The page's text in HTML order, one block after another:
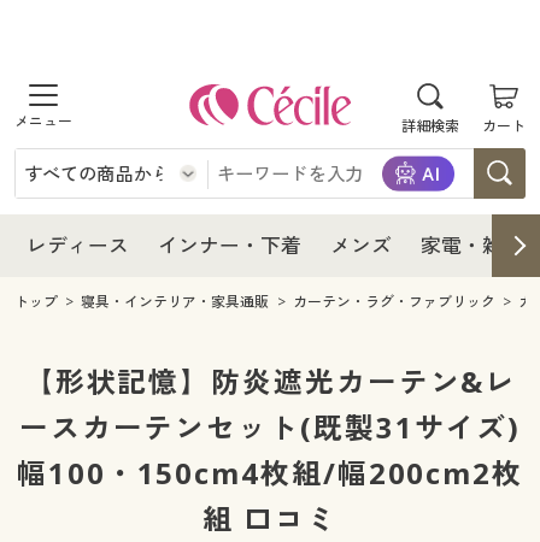
詳細検索 カート
商品を探す
レディース
レディースファッション
女性下着
インナー・下着
インナー・下着通販すべて
女性下着
メンズ下着
ジュニア・ティーンズ下着
メンズ
メンズ通販すべて
メンズファッション
家電・雑貨
家電・雑貨すべて
寝具・インテリア・家具
レディース インナー・下着 メンズ 家電・雑貨
レディース
レディース通販すべて
レディースファッション
インナー・下着
インナー・下着通販すべて
ジュニア・ティーンズ下着
メンズ
メンズ下着
家電
キッチン・雑貨・日用品
寝具・インテリア・家具通販すべて
家具・収納
美容・健康
美容・健康通販すべて
制服・スクール
トップ 寝具・インテリア・家具通販 カーテン・ラグ・ファブリック カ
【形状記憶】防炎遮光カーテン&レ
ースカーテンセット(既製31サイズ)
幅100・150cm4枚組/幅200cm2枚
組 口コミ